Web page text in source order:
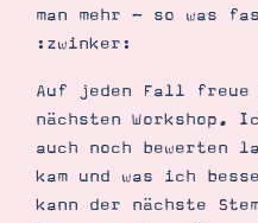
man mehr - so was
:zwinker:
Auf jeden Fall freue
nächsten Workshop.
auch noch bewerten
kam und was ich
kann der nächste